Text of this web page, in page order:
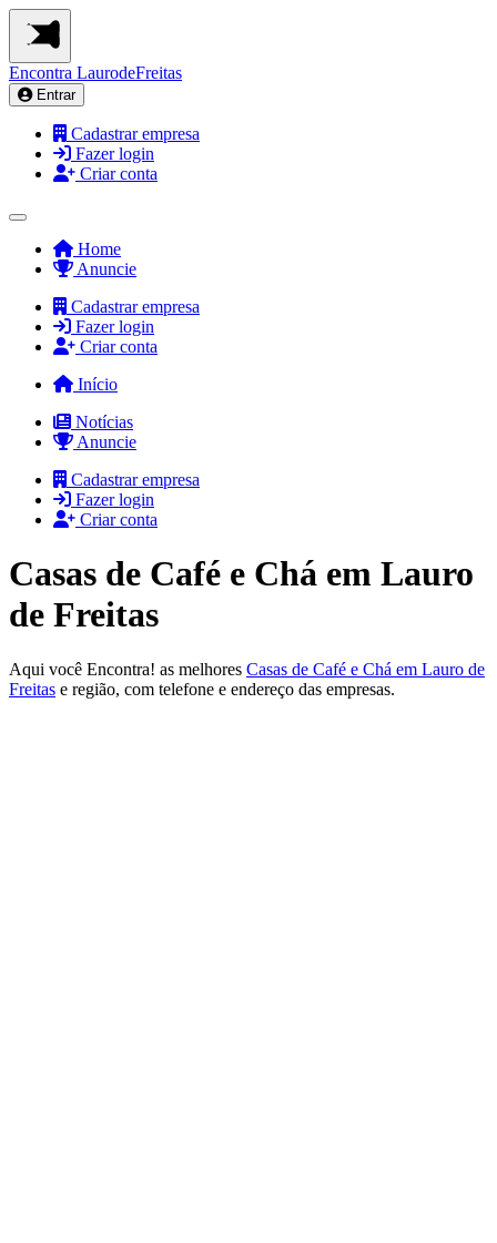
Encontra LaurodeFreitas
Entrar
Cadastrar empresa
Fazer login
Criar conta
Home
Anuncie
Cadastrar empresa
Fazer login
Criar conta
Início
Notícias
Anuncie
Cadastrar empresa
Fazer login
Criar conta
Casas de Café e Chá em Lauro
de Freitas
Aqui você Encontra! as melhores Casas de Café e Chá em Lauro de
Freitas e região, com telefone e endereço das empresas.